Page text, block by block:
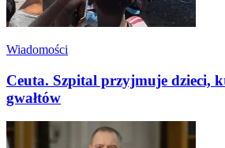
Wiadomości
Ceuta. Szpital przyjmuje dzieci,
gwałtów